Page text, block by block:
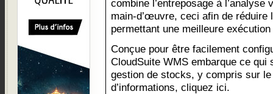
combine l’entreposage à
main-d’œuvre, ceci afin de réduire
permettant une meilleure
Conçue pour être facilement
CloudSuite WMS embarque ce
gestion de stocks, y compris sur
d’informations, cliquez ici.